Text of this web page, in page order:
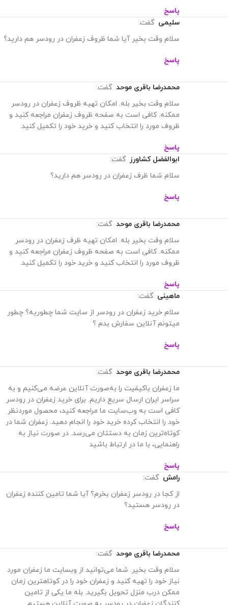
پاسخ
سلیمی
گفت:
محمدرضا باقری موحد گفت:
سلام وقت بخیر بله. امکان تهیه ظروف زعفران در رودسر
ممکنه. کافی است به صفحه ظروف زعفران مراجعه کنید و
پاسخ
ابوالفضل کشاورز
گفت:
محمدرضا باقری موحد گفت:
سلام وقت بخیر بله. امکان تهیه ظرف زعفران در رودسر
ممکنه. کافی است به صفحه ظروف زعفران مراجعه کنید و
پاسخ
ماهینی
گفت:
سلام خرید زعفران در رودسر از سایت شما چطوریه؟ چطور
محمدرضا باقری موحد
ما زعفران باکیفیت را به‌صورت آنلاین عرضه می‌کنیم و به
سراسر ایران ارسال سریع داریم. برای خرید زعفران در رودسر
کافی است به وب‌سایت ما مراجعه کنید، محصول موردنظر
خود را انتخاب کرده خرید خود را انجام دهید. زعفران شما در
کوتاه‌ترین زمان به دستتان می‌رسد. در صورت نیاز به
پاسخ
رامش
از کجا در رودسر زعفران بخرم؟ آیا شما تامین کننده زعفران
محمدرضا باقری موحد
گفت:
سلام وقت بخیر. شما‌ می‌توانید از وبسایت ما زعفران مورد
نیاز خود را تهیه کنید و زعفران خود را در کوتاهترین زمان